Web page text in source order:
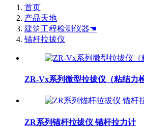
首页
产品天地
建筑工程检测仪器☚
锚杆拉拔仪
ZR-Vx系列微型拉拔仪（粘结力
ZR系列锚杆拉拔仪 锚杆拉力计